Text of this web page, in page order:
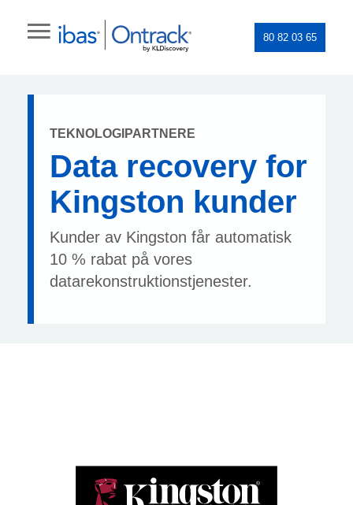
80 82 03 65
TEKNOLOGIPARTNERE
Data recovery for
Kingston kunder
Kunder av Kingston får automatisk
10 % rabat på vores
datarekonstruktionstjenester.